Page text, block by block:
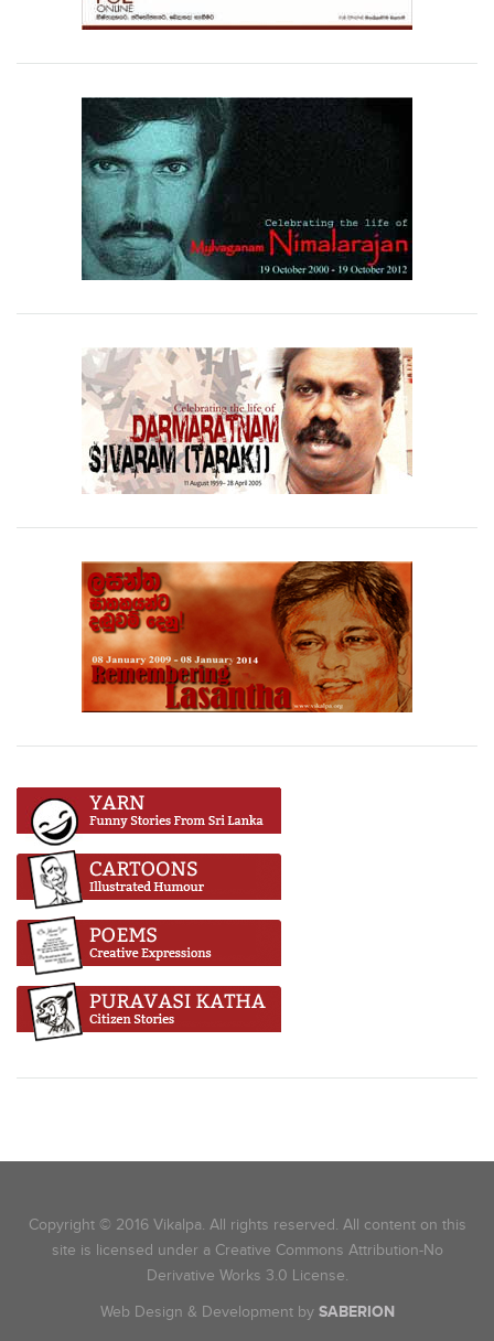
Copyright © 2016 Vikalpa. All rights reserved. All content on this
site is licensed under a Creative Commons Attribution-No
Derivative Works 3.0 License.
Web Design & Development by SABERION